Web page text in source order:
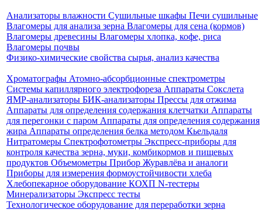
Анализаторы влажности Сушильные шкафы Печи сушильные
Влагомеры для анализа зерна Влагомеры для сена (кормов)
Влагомеры древесины Влагомеры хлопка, кофе, риса
Влагомеры почвы
Физико-химические свойства сырья, анализ качества
Хроматографы Атомно-абсорбционные спектрометры
Системы капиллярного электрофореза Аппараты Сокслета
ЯМР-анализаторы БИК-анализаторы Прессы для отжима
Аппараты для определения содержания клетчатки Аппараты
для перегонки с паром Аппараты для определения содержания
жира Аппараты определения белка методом Кьельдаля
Нитратомеры Спектрофотометры Экспресс-приборы для
контроля качества зерна, муки, комбикормов и пищевых
продуктов Объемометры Прибор Журавлёва и аналоги
Приборы для измерения формоустойчивости хлеба
Хлебопекарное оборудование КОХП N-тестеры
Минерализаторы Экспресс тесты
Технологическое оборудование для переработки зерна